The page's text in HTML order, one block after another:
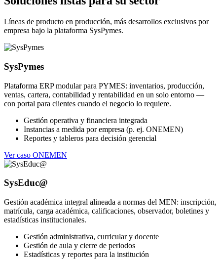
Líneas de producto en producción, más desarrollos exclusivos por
empresa bajo la plataforma SysPymes.
SysPymes
Plataforma ERP modular para PYMES: inventarios, producción,
ventas, cartera, contabilidad y rentabilidad en un solo entorno —
con portal para clientes cuando el negocio lo requiere.
Gestión operativa y financiera integrada
Instancias a medida por empresa (p. ej. ONEMEN)
Reportes y tableros para decisión gerencial
Ver caso ONEMEN
SysEduc@
Gestión académica integral alineada a normas del MEN: inscripción,
matrícula, carga académica, calificaciones, observador, boletines y
estadísticas institucionales.
Gestión administrativa, curricular y docente
Gestión de aula y cierre de periodos
Estadísticas y reportes para la institución